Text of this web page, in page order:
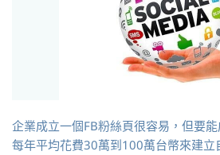
企業成立一個FB粉絲頁很容易，但要
每年平均花費30萬到100萬台幣來建立